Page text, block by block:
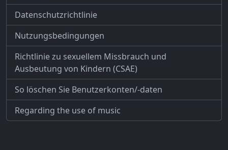
Datenschutzrichtlinie
Nutzungsbedingungen
Richtlinie zu sexuellem Missbrauch und
Ausbeutung von Kindern (CSAE)
So löschen Sie Benutzerkonten/-daten
Regarding the use of music